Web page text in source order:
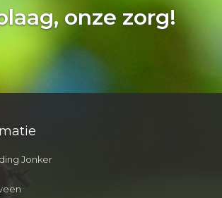
onze zorg!
Jonker